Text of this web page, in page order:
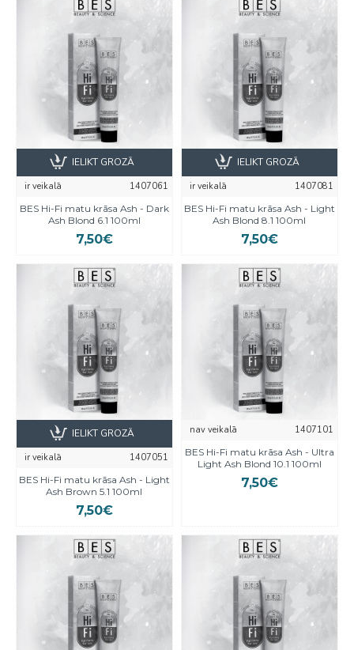
ir veikalā
1407061
BES Hi-Fi matu krāsa Ash - Dark
Ash Blond 6.1 100ml
7,50€
IELIKT GROZĀ
ir veikalā
1407081
BES Hi-Fi matu krāsa Ash - Light
Ash Blond 8.1 100ml
7,50€
IELIKT GROZĀ
ir veikalā
1407051
BES Hi-Fi matu krāsa Ash - Light
Ash Brown 5.1 100ml
7,50€
IELIKT GROZĀ nav veikalā
1407101
BES Hi-Fi matu krāsa Ash - Ultra
Light Ash Blond 10.1 100ml
7,50€